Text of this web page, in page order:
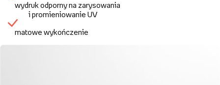
wydruk odporny na zarysowania
i promieniowanie UV
matowe wykończenie